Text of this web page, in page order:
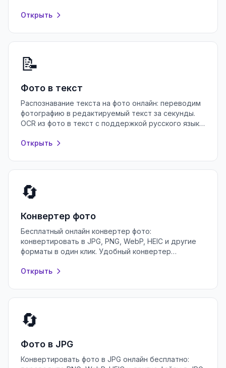
Открыть
📝
Фото в текст
Распознавание текста на фото онлайн: переводим
фотографию в редактируемый текст за секунды.
OCR из фото в текст с поддержкой русского языка
Открыть
🔄
Конвертер фото
Бесплатный онлайн конвертер фото:
конвертировать в JPG, PNG, WebP, HEIC и другие
форматы в один клик. Удобный конвертер
Открыть
🔄
Фото в JPG
Конвертировать фото в JPG онлайн бесплатно: